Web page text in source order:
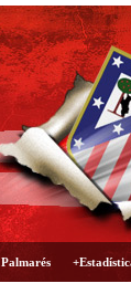
Palmarés